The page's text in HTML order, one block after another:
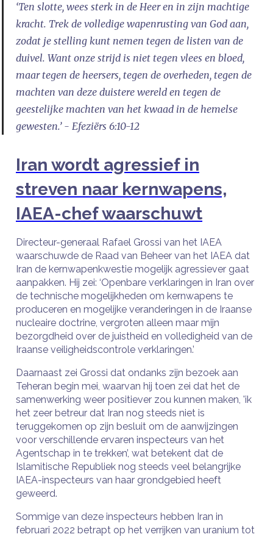
‘Ten slotte, wees sterk in de Heer en in zijn machtige
kracht. Trek de volledige wapenrusting van God aan,
zodat je stelling kunt nemen tegen de listen van de
duivel. Want onze strijd is niet tegen vlees en bloed,
maar tegen de heersers, tegen de overheden, tegen de
machten van deze duistere wereld en tegen de
geestelijke machten van het kwaad in de hemelse
gewesten.’ - Efeziërs 6:10-12
Iran wordt agressief in
streven naar kernwapens,
IAEA-chef waarschuwt
Directeur-generaal Rafael Grossi van het IAEA
waarschuwde de Raad van Beheer van het IAEA dat
Iran de kernwapenkwestie mogelijk agressiever gaat
aanpakken. Hij zei: ‘Openbare verklaringen in Iran over
de technische mogelijkheden om kernwapens te
produceren en mogelijke veranderingen in de Iraanse
nucleaire doctrine, vergroten alleen maar mijn
bezorgdheid over de juistheid en volledigheid van de
Iraanse veiligheidscontrole verklaringen.’
Daarnaast zei Grossi dat ondanks zijn bezoek aan
Teheran begin mei, waarvan hij toen zei dat het de
samenwerking weer positiever zou kunnen maken, 'ik
het zeer betreur dat Iran nog steeds niet is
teruggekomen op zijn besluit om de aanwijzingen
voor verschillende ervaren inspecteurs van het
Agentschap in te trekken’, wat betekent dat de
Islamitische Republiek nog steeds veel belangrijke
IAEA-inspecteurs van haar grondgebied heeft
geweerd.
Sommige van deze inspecteurs hebben Iran in
februari 2022 betrapt op het verrijken van uranium tot